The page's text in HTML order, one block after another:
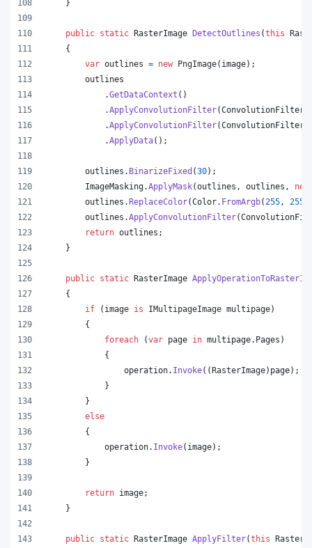
}
public static RasterImage DetectOutlines (this
{
var outlines = new PngImage( image) ;
outlines
.GetDataContext ( )
.ApplyConvolutionFilter(
.ApplyConvolutionFilter(
.ApplyData( ) ;
outlines . BinarizeFixed (30) ;
ImageMasking.ApplyMask(outlines , outlines ,
new
outlines .ReplaceColor(Color. FromArgb( 255 , 255
outlines .ApplyConvolutionFilter(
return outlines ;
}
public static RasterImage
{
if
( image is IMultipageImage multipage)
{
foreach
(var page in multipage. Pages )
{
operation. Invoke( (RasterImage) page) ;
}
}
else
{
operation. Invoke( image) ;
}
return image;
}
public static RasterImage ApplyFilter(this